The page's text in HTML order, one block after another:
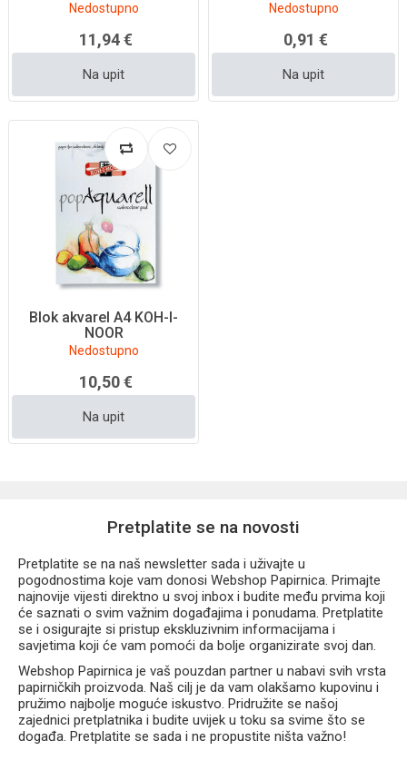
Nedostupno
11,94 €
Na upit
Nedostupno
0,91 €
Na upit
Blok akvarel A4 KOH-I-
NOOR
Nedostupno
10,50 €
Na upit
Pretplatite se na novosti
Pretplatite se na naš newsletter sada i uživajte u
pogodnostima koje vam donosi Webshop Papirnica. Primajte
najnovije vijesti direktno u svoj inbox i budite među prvima koji
će saznati o svim važnim događajima i ponudama. Pretplatite
se i osigurajte si pristup ekskluzivnim informacijama i
savjetima koji će vam pomoći da bolje organizirate svoj dan.
Webshop Papirnica je vaš pouzdan partner u nabavi svih vrsta
papirničkih proizvoda. Naš cilj je da vam olakšamo kupovinu i
pružimo najbolje moguće iskustvo. Pridružite se našoj
zajednici pretplatnika i budite uvijek u toku sa svime što se
događa. Pretplatite se sada i ne propustite ništa važno!